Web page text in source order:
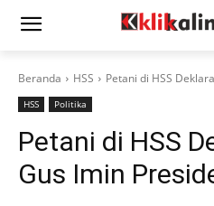
Beranda HSS Petani di HSS
HSS Politika
Petani di HSS
Gus Imin